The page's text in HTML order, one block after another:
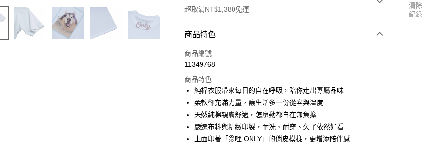
超取滿NT$1,380免運
付款方式
信用卡一次付款
3 期 0 利率 每期NT$196
合作金庫商業銀行
第一商業銀行
華南商業銀行
彰化商業銀行
國泰世華商業銀行
兆豐國際商業銀行
臺灣中小企業銀行
台中商業銀行
超商取貨付款
Apple Pay
商品特色
商品編號
11349768
商品特色
純棉衣服帶來每日的自在呼吸，陪你走出專屬品味
柔軟卻充滿力量，讓生活多一份從容與溫度
天然純棉親膚舒適，怎麼動都自在無負擔
嚴選布料與精緻印製，耐洗、耐穿、久了依然好看
上面印著「翁哩 ONLY」的俏皮模樣，更增添陪伴感
清除
紀錄